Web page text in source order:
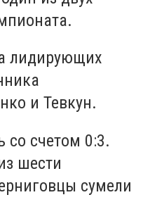
лидирующих
и Тевкун.
со счетом 0:3.
шести
сумели